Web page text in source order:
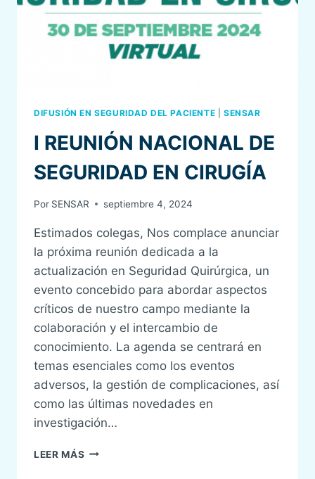
SENSAR
DIFUSIÓN EN SEGURIDAD DEL PACIENTE |SENSAR
I REUNIÓN NACIONAL DE
SEGURIDAD EN CIRUGÍA
Por SENSAR septiembre 4, 2024
Estimados colegas, Nos complace anunciar
la próxima reunión dedicada a la
actualización en Seguridad Quirúrgica, un
evento concebido para abordar aspectos
críticos de nuestro campo mediante la
colaboración y el intercambio de
conocimiento. La agenda se centrará en
temas esenciales como los eventos
adversos, la gestión de complicaciones, así
como las últimas novedades en
investigación…
LEER MÁS